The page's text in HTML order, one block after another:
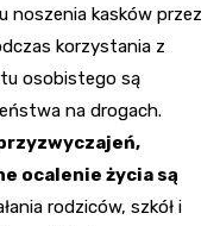
noszenia kasków przez
korzystania z
osobistego są
na drogach.
ocalenie życia są
rodziców, szkół i